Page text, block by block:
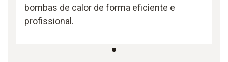
bombas de calor de forma eficiente e
profissional.